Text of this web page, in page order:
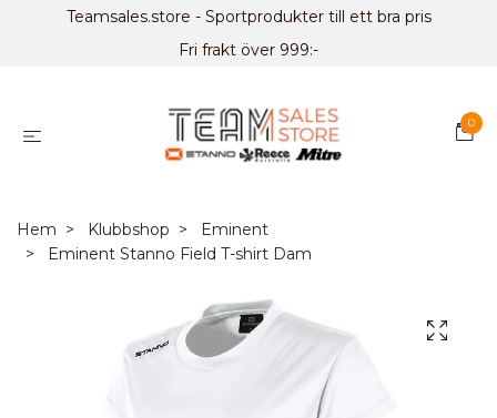
Teamsales.store - Sportprodukter till ett bra pris
Fri frakt över 999:-
0
Hem Klubbshop
Eminent
Eminent Stanno Field T-shirt Dam